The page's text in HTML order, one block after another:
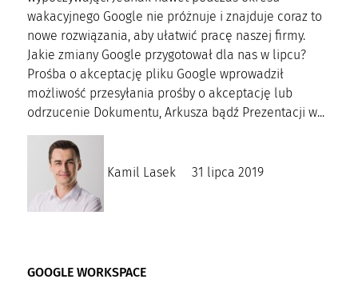
wakacyjnego Google nie próżnuje i znajduje coraz to
nowe rozwiązania, aby ułatwić pracę naszej firmy.
Jakie zmiany Google przygotował dla nas w lipcu?
Prośba o akceptację pliku Google wprowadził
możliwość przesyłania prośby o akceptację lub
odrzucenie Dokumentu, Arkusza bądź Prezentacji w...
Kamil Lasek 31 lipca 2019
GOOGLE WORKSPACE